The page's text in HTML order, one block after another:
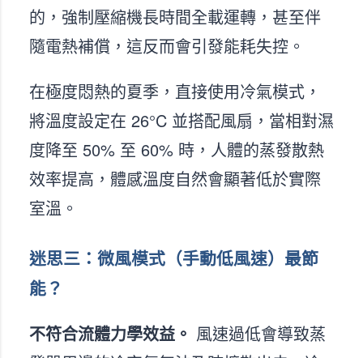
的，強制壓縮機長時間全載運轉，甚至伴
隨電熱補償，這反而會引發能耗失控。
在極度悶熱的夏季，直接使用冷氣模式，
將溫度設定在 26°C 並搭配風扇，當相對濕
度降至 50% 至 60% 時，人體的蒸發散熱
效率提高，體感溫度自然會顯著低於實際
室溫。
迷思三：微風模式（手動低風速）最節
能？
不符合流體力學效益。 風速過低會導致蒸